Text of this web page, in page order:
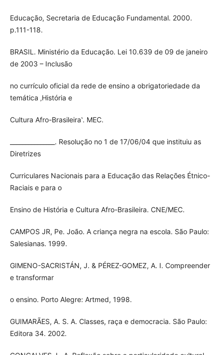
Educação, Secretaria de Educação Fundamental. 2000.
p.111-118.
BRASIL. Ministério da Educação. Lei 10.639 de 09 de janeiro
de 2003 – Inclusão
no currículo oficial da rede de ensino a obrigatoriedade da
temática ‚História e
Cultura Afro-Brasileira‛. MEC.
_______________. Resolução no 1 de 17/06/04 que instituiu as
Diretrizes
Curriculares Nacionais para a Educação das Relações Étnico-
Raciais e para o
Ensino de História e Cultura Afro-Brasileira. CNE/MEC.
CAMPOS JR, Pe. João. A criança negra na escola. São Paulo:
Salesianas. 1999.
GIMENO-SACRISTÁN, J. & PÉREZ-GOMEZ, A. I. Compreender
e transformar
o ensino. Porto Alegre: Artmed, 1998.
GUIMARÃES, A. S. A. Classes, raça e democracia. São Paulo:
Editora 34. 2002.